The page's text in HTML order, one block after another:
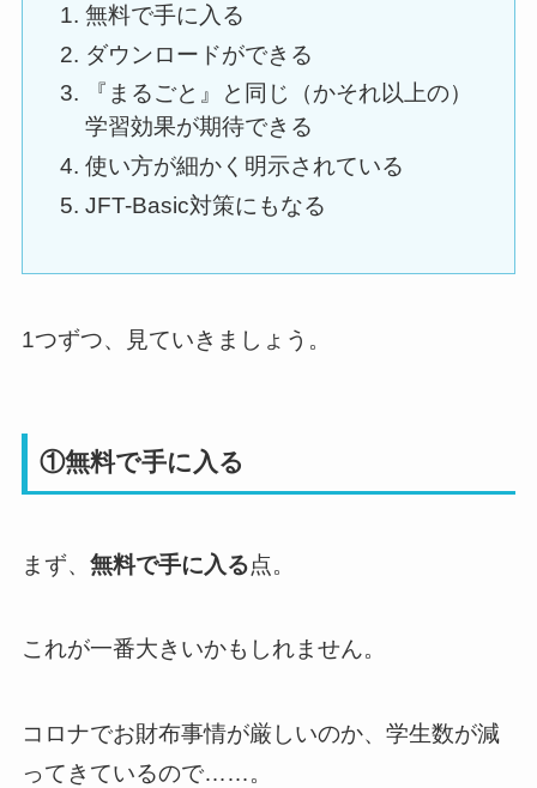
無料で手に入る
ダウンロードができる
『まるごと』と同じ（かそれ以上の）
学習効果が期待できる
使い方が細かく明示されている
JFT-Basic対策にもなる
1つずつ、見ていきましょう。
①無料で手に入る
まず、 無料で手に入る点。
これが一番大きいかもしれません。
コロナでお財布事情が厳しいのか、学生数が減
ってきているので……。